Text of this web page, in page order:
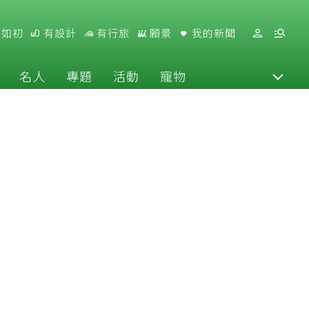
初 有設計 有行旅 願景 我的新聞
名人 專題 活動 寵物